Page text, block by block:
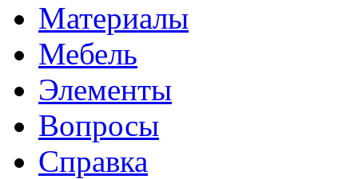
Материалы
Мебель
Элементы
Вопросы
Справка